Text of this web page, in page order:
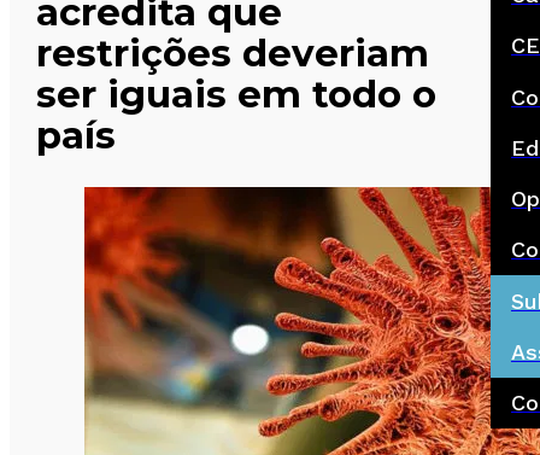
acredita que
restrições deveriam
ser iguais em todo o
país